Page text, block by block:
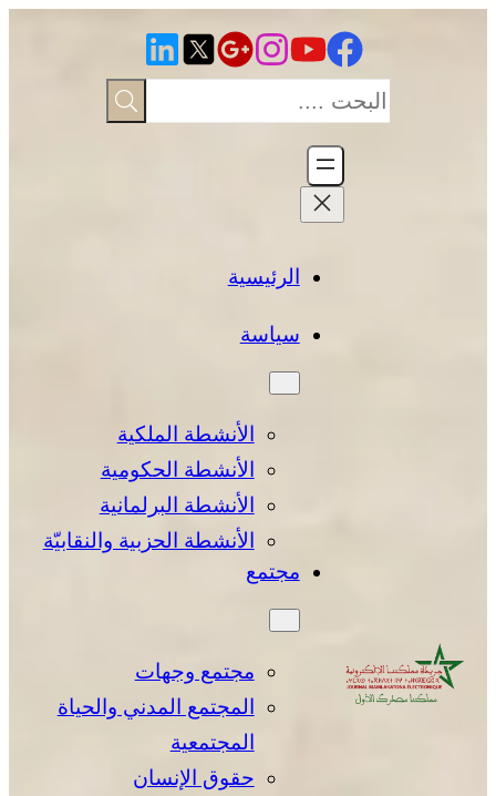
الرئيسية
سياسة
الأنشطة الملكية
الأنشطة الحكومية
الأنشطة البرلمانية
الأنشطة الحزبية والنقابيّة
مجتمع
مجتمع وجهات
المجتمع المدني والحياة
المجتمعية
حقوق الإنسان